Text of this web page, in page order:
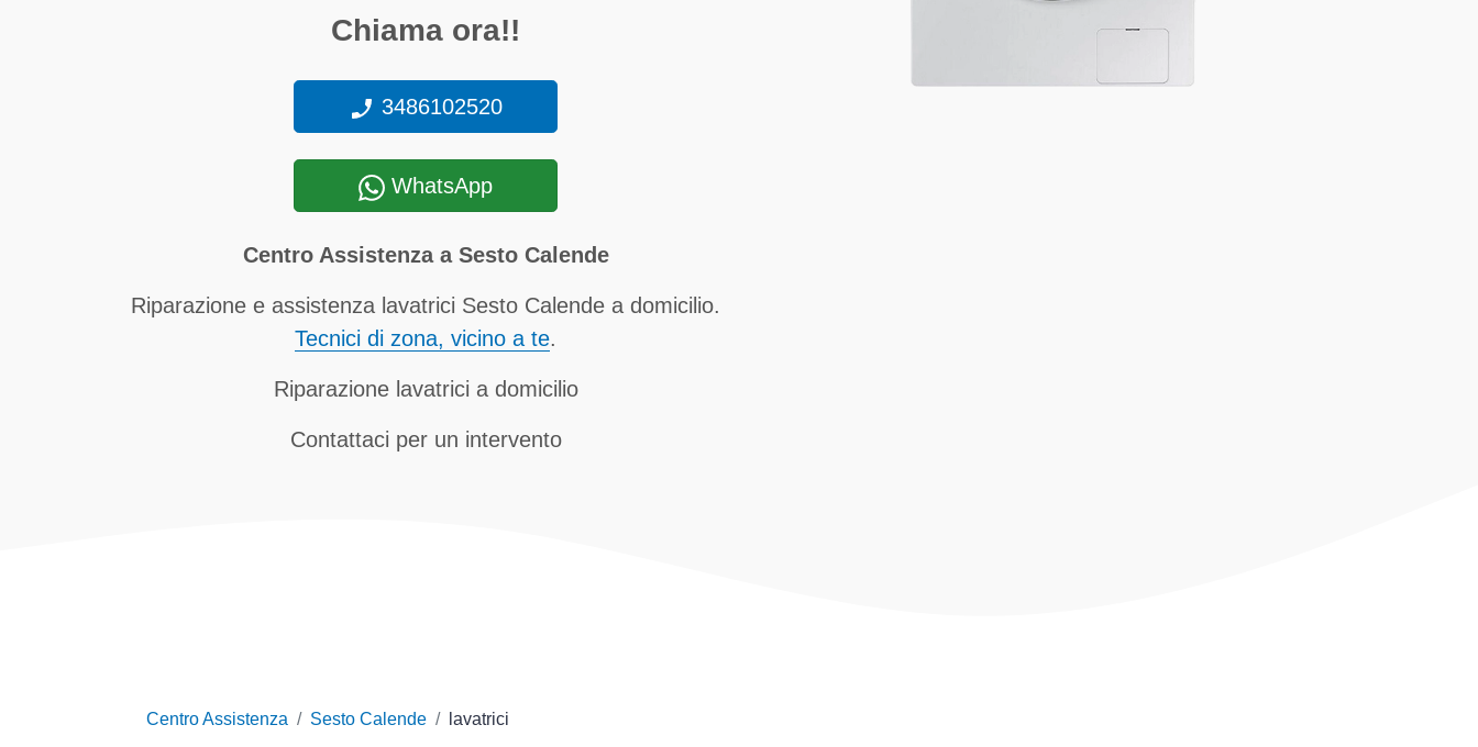
Chiama ora!!
3486102520
WhatsApp
Centro Assistenza a Sesto Calende
Riparazione e assistenza lavatrici Sesto Calende a domicilio.
Tecnici di zona, vicino a te.
Riparazione lavatrici a domicilio
Contattaci per un intervento
Centro Assistenza Sesto Calende lavatrici